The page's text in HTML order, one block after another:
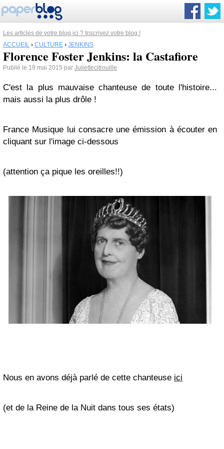
Les articles de votre blog ici ? Inscrivez votre blog !
ACCUEIL › CULTURE › JENKINS
Florence Foster Jenkins: la Castafiore
Publié le 19 mai 2015 par Juliettecitrouille
C'est la plus mauvaise chanteuse de toute l'histoire...
mais aussi la plus drôle !
France Musique lui consacre une émission à écouter en
cliquant sur l'image ci-dessous
(attention ça pique les oreilles!!)
Nous en avons déjà parlé de cette chanteuse ici
(et de la Reine de la Nuit dans tous ses états)